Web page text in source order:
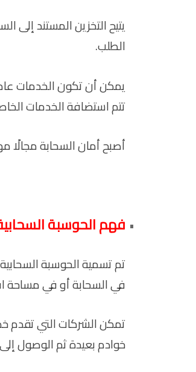
يتيح التخزين المستند إلى
الطلب.
يمكن أن تكون الخدمات
تتم استضافة الخدمات
أصبح أمان السحابة مجالًا
فهم الحوسبة
تم تسمية الحوسبة
في السحابة أو في مساحة
تمكن الشركات التي تقدم
خوادم بعيدة ثم الوصول إلى